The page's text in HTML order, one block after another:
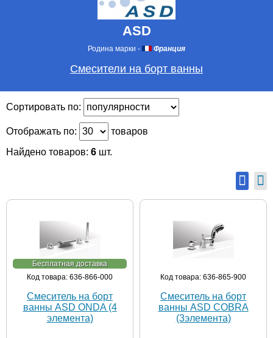
ASD
Родина марки - Франция
Смесители на борт ванны
Сортировать по:
Отображать по:
товаров
Найдено товаров: 6 шт.
Бесплатная доставка
Код товара: 636-866-000
Смеситель на борт
ванны ASD ONDA (4
элемента)
Код товара: 636-865-900
Смеситель на борт
ванны ASD COBRA
(3элемента)